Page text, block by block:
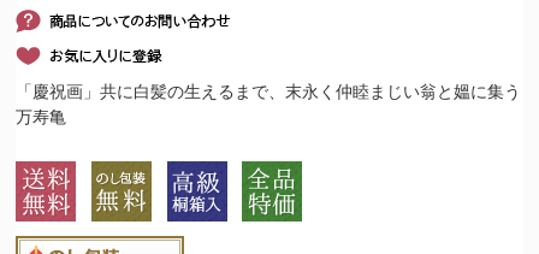
「慶祝画」共に白髪の生えるまで、末永く仲睦まじい翁と媼に集う
万寿亀